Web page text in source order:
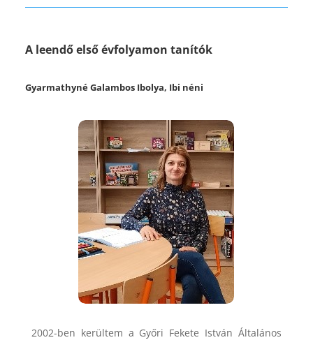
A leendő első évfolyamon tanítók
Gyarmathyné Galambos Ibolya, Ibi néni
2002-ben kerültem a Győri Fekete István Általános